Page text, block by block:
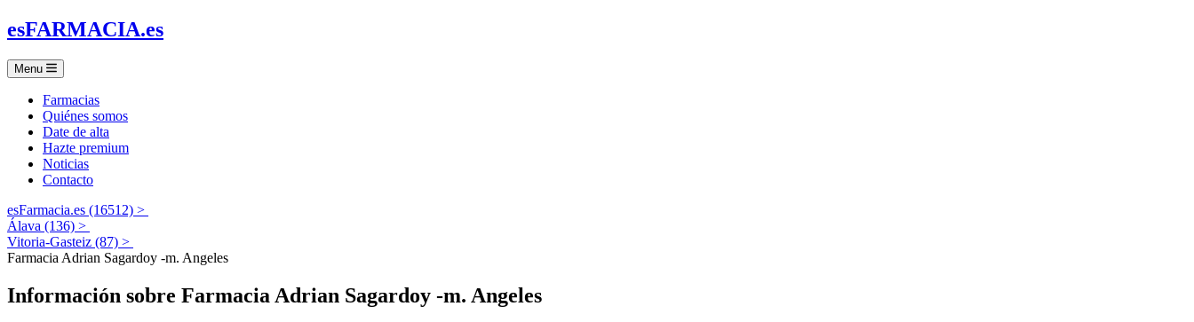
esFARMACIA.es
Menu
Farmacias
Quiénes somos
Date de alta
Hazte premium
Noticias
Contacto
esFarmacia.es (16512) >
Álava (136) >
Vitoria-Gasteiz (87) >
Farmacia Adrian Sagardoy -m. Angeles
Información sobre Farmacia Adrian Sagardoy -m. Angeles